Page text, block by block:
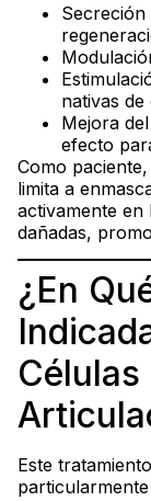
nativas
Mejora
efecto
Como
limita a
activamente
dañadas,
¿En
Células
Este